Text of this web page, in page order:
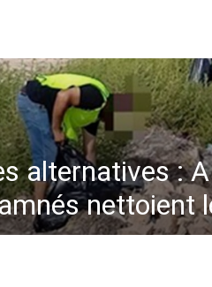
alternatives :
nettoient